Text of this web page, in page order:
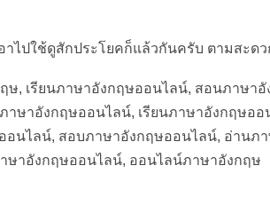
ไปใช้ดูสักประโยคก็แล้วกันครับ ตามสะดว
ษ, เรียนภาษาอังกฤษออนไลน์, สอนภาษาอั
ษาอังกฤษออนไลน์, เรียนภาษาอังกฤษออ
อนไลน์, สอบภาษาอังกฤษออนไลน์, อ่านภ
ษาอังกฤษออนไลน์, ออนไลน์ภาษาอังกฤษ